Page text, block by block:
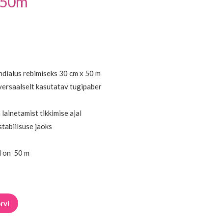
rebimiseks 30 cm x 50 m
kasutatav tugipaber
tikkimise ajal
jaoks
on 50 m